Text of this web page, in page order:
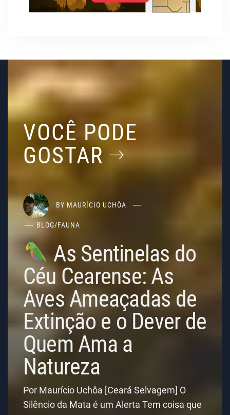
VOCÊ PODE
GOSTAR
BY MAURÍCIO UCHÔA
BLOG/FAUNA
As Sentinelas do
Céu Cearense: As
Aves Ameaçadas de
Extinção e o Dever de
Quem Ama a
Natureza
Por Maurício Uchôa [Ceará Selvagem] O
Silêncio da Mata é um Alerta Tem coisa que